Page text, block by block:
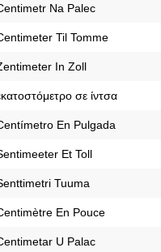
Na Palec
Til Tomme
In Zoll
σε ίντσα
En Pulgada
Et Toll
Tuuma
En Pouce
U Palac